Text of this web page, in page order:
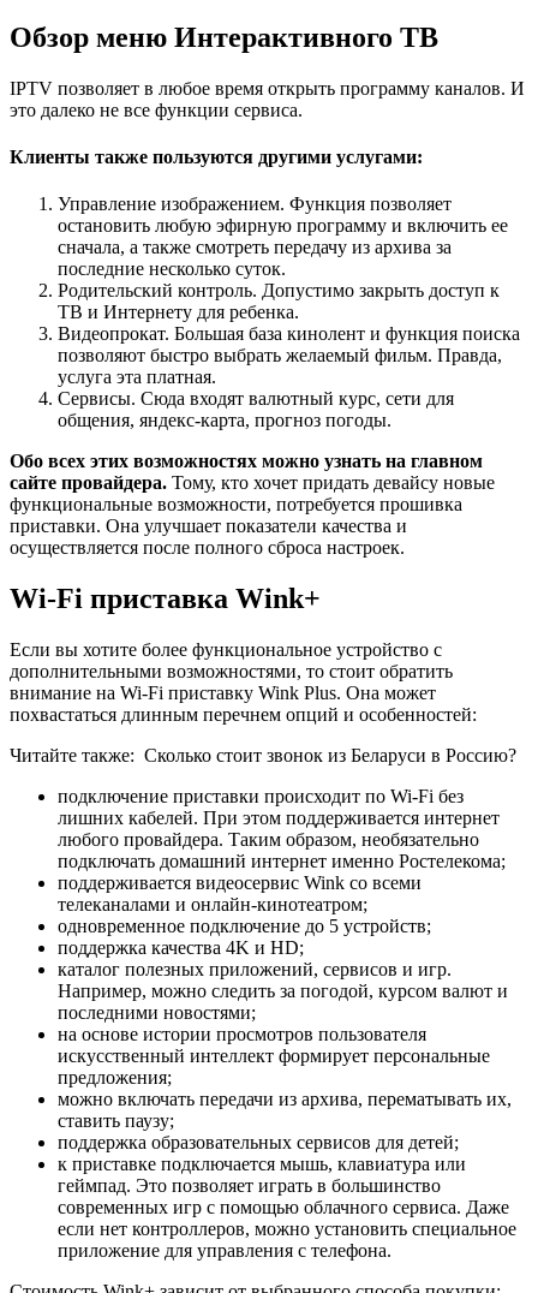
Обзор меню Интерактивного ТВ
IPTV позволяет в любое время открыть программу каналов. И
это далеко не все функции сервиса.
Клиенты также пользуются другими услугами:
Управление изображением. Функция позволяет
остановить любую эфирную программу и включить ее
сначала, а также смотреть передачу из архива за
последние несколько суток.
Родительский контроль. Допустимо закрыть доступ к
ТВ и Интернету для ребенка.
Видеопрокат. Большая база кинолент и функция поиска
позволяют быстро выбрать желаемый фильм. Правда,
услуга эта платная.
Сервисы. Сюда входят валютный курс, сети для
общения, яндекс-карта, прогноз погоды.
Обо всех этих возможностях можно узнать на главном
сайте провайдера. Тому, кто хочет придать девайсу новые
функциональные возможности, потребуется прошивка
приставки. Она улучшает показатели качества и
осуществляется после полного сброса настроек.
Wi-Fi приставка Wink+
Если вы хотите более функциональное устройство с
дополнительными возможностями, то стоит обратить
внимание на Wi-Fi приставку Wink Plus. Она может
похвастаться длинным перечнем опций и особенностей:
Читайте также: Сколько стоит звонок из Беларуси в Россию?
подключение приставки происходит по Wi-Fi без
лишних кабелей. При этом поддерживается интернет
любого провайдера. Таким образом, необязательно
подключать домашний интернет именно Ростелекома;
поддерживается видеосервис Wink со всеми
телеканалами и онлайн-кинотеатром;
одновременное подключение до 5 устройств;
поддержка качества 4K и HD;
каталог полезных приложений, сервисов и игр.
Например, можно следить за погодой, курсом валют и
последними новостями;
на основе истории просмотров пользователя
искусственный интеллект формирует персональные
предложения;
можно включать передачи из архива, перематывать их,
ставить паузу;
поддержка образовательных сервисов для детей;
к приставке подключается мышь, клавиатура или
геймпад. Это позволяет играть в большинство
современных игр с помощью облачного сервиса. Даже
если нет контроллеров, можно установить специальное
приложение для управления с телефона.